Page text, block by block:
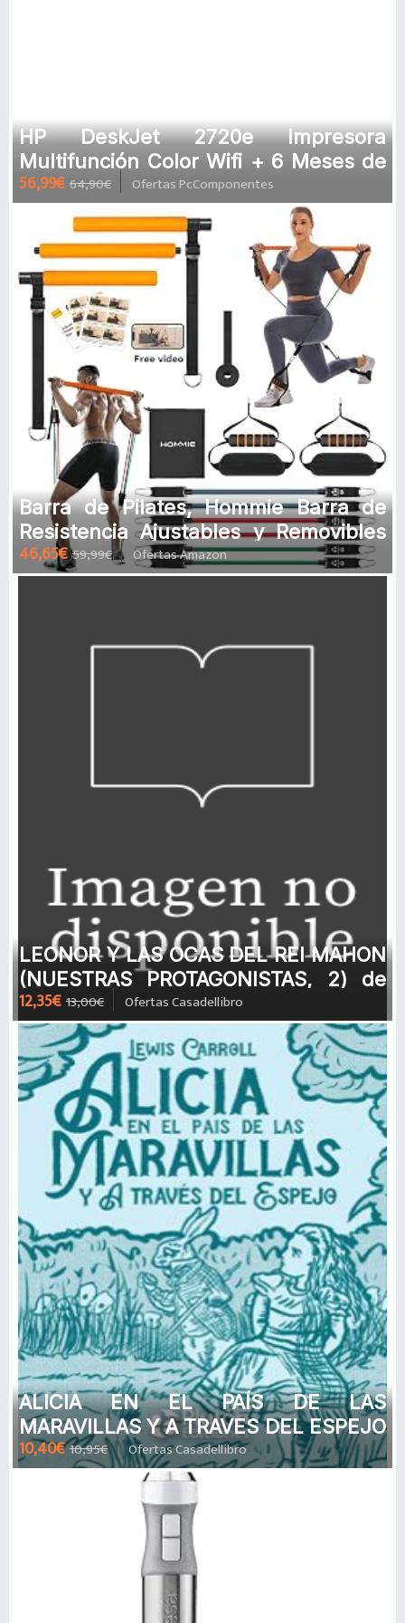
HP DeskJet 2720e Impresora
Multifunción Color Wifi + 6 Meses de
Impresión Instant Ink con HP+
56,99€ 64,90€ Ofertas PcComponentes
Barra de Pilates, Hommie Barra de
Resistencia Ajustables y Removibles
con 6 Diferentes Gomas Elastic
46,65€ 59,99€ Ofertas Amazon
LEONOR Y LAS OCAS DEL REI MAHON
(NUESTRAS PROTAGONISTAS, 2) de
CARME RUBIO
12,35€ 13,00€ Ofertas Casadellibro
ALICIA EN EL PAÍS DE LAS
MARAVILLAS Y A TRAVES DEL ESPEJO
de LEWIS CARROLL
10,40€ 10,95€ Ofertas Casadellibro